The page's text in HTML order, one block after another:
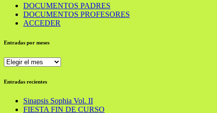
DOCUMENTOS PADRES
DOCUMENTOS PROFESORES
ACCEDER
Entradas por meses
Entradas
meses
Entradas recientes
Sinapsis Sophia Vol. II
FIESTA FIN DE CURSO